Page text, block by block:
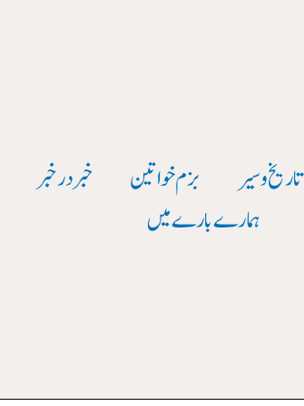
تاریخ وسیر بزم خواتین خبر در خبر
ہمارے بارے میں